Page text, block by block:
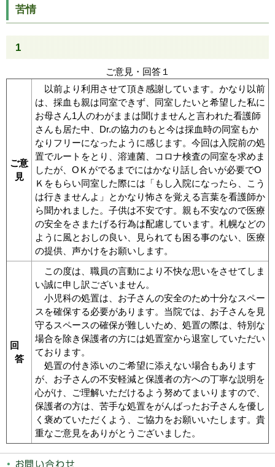
苦情
1
ご意見・回答１
ご意
見
以前より利用させて頂き感謝しています。かなり以前
は、採血も親は同室できず、同室したいと希望した私に
お母さん1人のわがままは聞けませんと言われた看護師
さんも居た中、Dr.の協力のもと今は採血時の同室もか
なりフリーになったように感じます。今回は入院前の処
置でルートをとり、溶連菌、コロナ検査の同室を求めま
したが、OＫがでるまでにはかなり話し合いが必要でO
Ｋをもらい同室した際には「もし入院になったら、こう
は行きませんよ」とかなり怖さを覚える言葉を看護師か
ら聞かれました。子供は不安です。親も不安なので医療
の安全をさまたげる行為は配慮しています。札幌などの
ように風とおしの良い、見られても困る事のない、医療
の提供、声かけをお願いします。
回
答
この度は、職員の言動により不快な思いをさせてしま
い誠に申し訳ございません。
小児科の処置は、お子さんの安全のため十分なスペー
スを確保する必要があります。当院では、お子さんを見
守るスペースの確保が難しいため、処置の際は、特別な
場合を除き保護者の方には処置室から退室していただい
ております。
処置の付き添いのご希望に添えない場合もあります
が、お子さんの不安軽減と保護者の方への丁寧な説明を
心がけ、ご理解いただけるよう努めてまいりますので、
保護者の方は、苦手な処置をがんばったお子さんを優し
く褒めていただくよう、ご協力をお願いいたします。貴
重なご意見をありがとうございました。